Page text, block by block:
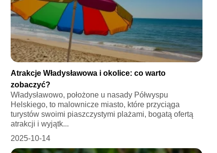
Atrakcje Władysławowa i okolice: co warto
zobaczyć?
Władysławowo, położone u nasady Półwyspu
Helskiego, to malownicze miasto, które przyciąga
turystów swoimi piaszczystymi plażami, bogatą ofertą
atrakcji i wyjątk...
2025-10-14